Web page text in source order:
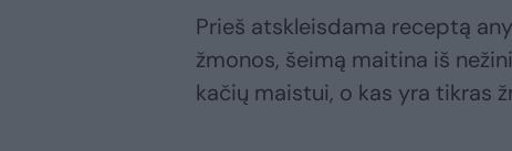
Prieš atskleisdama receptą
žmonos, šeimą maitina iš
kačių maistui, o kas yra tikras